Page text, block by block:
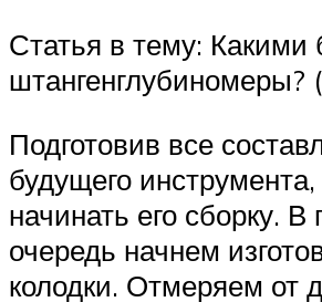
Статья в тему:
штангенглубиномеры?
Подготовив все
будущего
начинать его сборку. В
очередь начнем
колодки. Отмеряем от